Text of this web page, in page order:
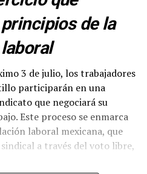
de la
3 de julio, los trabajadores
participarán en una
que negociará su
Este proceso se enmarca
laboral mexicana, que
a través del voto libre,